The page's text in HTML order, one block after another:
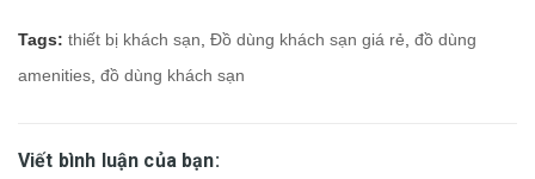
Tags: thiết bị khách sạn, Đồ dùng khách sạn giá rẻ, đồ dùng
amenities, đồ dùng khách sạn
Viết bình luận của bạn: